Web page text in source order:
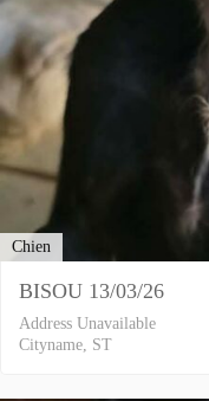
Chien
BISOU 13/03/26
Address Unavailable
Cityname, ST